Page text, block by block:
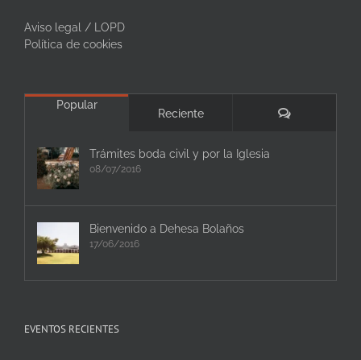
Aviso legal / LOPD
Política de cookies
Popular
Reciente Comentarios
Trámites boda civil y por la Iglesia
08/07/2016
Bienvenido a Dehesa Bolaños
17/06/2016
EVENTOS RECIENTES